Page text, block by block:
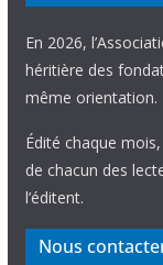
En 2026,
héritière des
même orientation.
Édité chaque
de chacun des
l’éditent.
Nous